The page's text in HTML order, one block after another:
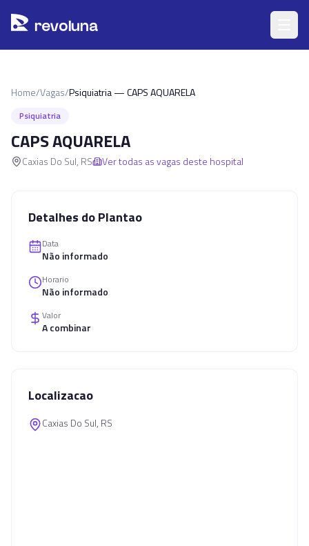
revoluna
Home/Vagas/Psiquiatria — CAPS AQUARELA
Psiquiatria
CAPS AQUARELA
Caxias Do Sul, RS Ver todas as vagas deste hospital
Detalhes do Plantao
Data
Não informado
Horario
Não informado
Valor
A combinar
Localizacao
Caxias Do Sul, RS